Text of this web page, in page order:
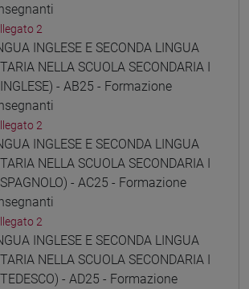
2
INGLESE E SECONDA LINGUA
NELLA SCUOLA SECONDARIA I
- AB25 - Formazione
2
INGLESE E SECONDA LINGUA
NELLA SCUOLA SECONDARIA I
- AC25 - Formazione
2
INGLESE E SECONDA LINGUA
NELLA SCUOLA SECONDARIA I
- AD25 - Formazione